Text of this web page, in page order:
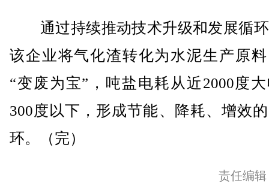
通过持续推动技术升级和发展循
该企业将气化渣转化为水泥生产原
“变废为宝”，吨盐电耗从近2000度
300度以下，形成节能、降耗、增效
环。（完）
责任编